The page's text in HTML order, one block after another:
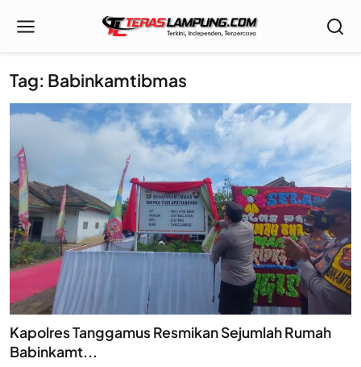
Tag: Babinkamtibmas
Kapolres Tanggamus Resmikan Sejumlah Rumah
Babinkamt...